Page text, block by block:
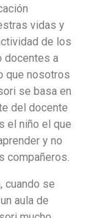
vidas y
de los
docentes a
que nosotros
se basa en
del docente
el niño el que
y no
compañeros.
cuando se
aula de